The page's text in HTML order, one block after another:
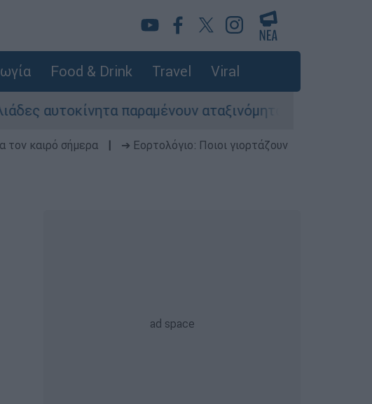
Food & Drink Travel Viral
παραμένουν αταξινόμητα - Λύση αναζητά το
τον καιρό σήμερα
➔ Εορτολόγιο: Ποιοι γιορτάζουν